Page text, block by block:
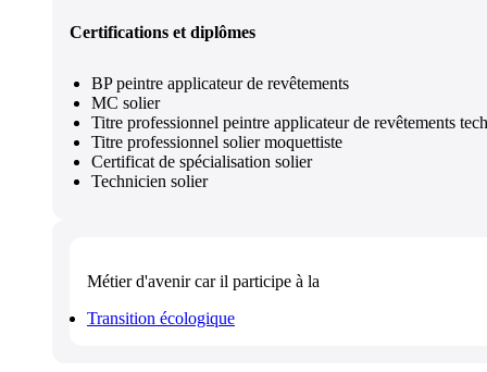
Certifications et diplômes
BP peintre applicateur de revêtements
MC solier
Titre professionnel peintre applicateur de revêtements
Titre professionnel solier moquettiste
Certificat de spécialisation solier
Technicien solier
Métier d'avenircar il participe à la
Transition écologique